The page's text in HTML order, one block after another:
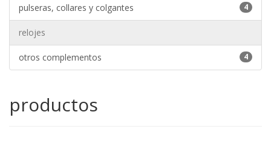
4
pulseras, collares y colgantes
relojes
4
otros complementos
productos